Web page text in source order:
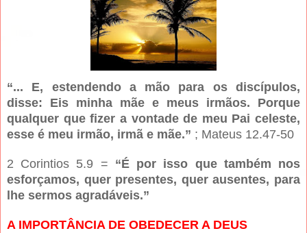
“... E, estendendo a mão para os discípulos,
disse: Eis minha mãe e meus irmãos. Porque
qualquer que fizer a vontade de meu Pai celeste,
esse é meu irmão, irmã e mãe.” ; Mateus 12.47-50
2 Corintios 5.9 = “É por isso que também nos
esforçamos, quer presentes, quer ausentes, para
lhe sermos agradáveis.”
A IMPORTÂNCIA DE OBEDECER A DEUS